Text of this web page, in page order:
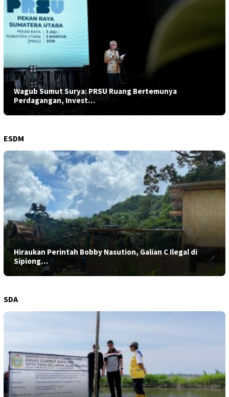
Wagub Sumut Surya: PRSU Ruang Bertemunya
Perdagangan, Invest…
ESDM
Hiraukan Perintah Bobby Nasution, Galian C Ilegal di
Sipiong…
SDA